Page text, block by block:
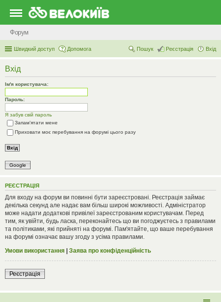
Форум
Швидкий доступ Допомога Вхід
Реєстрація
Пошук
Вхід
Ім'я користувача:
Пароль:
Я забув свій пароль
Запам'ятати мене
Приховати моє перебування на форумі цього разу
Google
РЕЄСТРАЦІЯ
Для входу на форум ви повинні бути зареєстровані. Реєстрація займає
декілька секунд але надає вам більш широкі можливості. Адміністратор
може надати додаткові привілеї зареєстрованим користувачам. Перед
тим, як увійти, будь ласка, переконайтесь що ви погоджуєтесь з правилами
та політиками, які прийняті на форумі. Пам'ятайте, що ваше перебування
на форумі означає вашу згоду з усіма правилами.
Умови використання | Заява про конфіденційність
Реєстрація